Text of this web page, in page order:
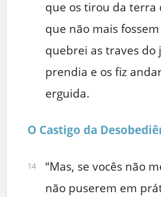
que os tirou da terra
que não mais
quebrei as traves do
prendia e os fiz
erguida.
O Castigo da
14
“Mas, se vocês não
não puserem em